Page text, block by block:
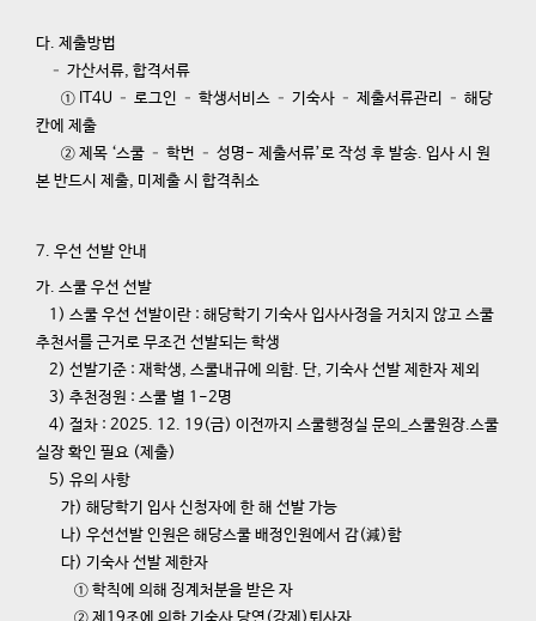
다. 제출방법
– 가산서류, 합격서류
① IT4U – 로그인 – 학생서비스 – 기숙사 – 제출서류관리 – 해당
칸에 제출
② 제목 ‘스쿨 – 학번 – 성명- 제출서류’로 작성 후 발송. 입사 시 원
본 반드시 제출, 미제출 시 합격취소
7. 우선 선발 안내
가. 스쿨 우선 선발
1) 스쿨 우선 선발이란 : 해당학기 기숙사 입사사정을 거치지 않고 스쿨
추천서를 근거로 무조건 선발되는 학생
2) 선발기준 : 재학생, 스쿨내규에 의함. 단, 기숙사 선발 제한자 제외
3) 추천정원 : 스쿨 별 1-2명
4) 절차 : 2025. 12. 19(금) 이전까지 스쿨행정실 문의_스쿨원장.스쿨
실장 확인 필요 (제출)
5) 유의 사항
가) 해당학기 입사 신청자에 한 해 선발 가능
나) 우선선발 인원은 해당스쿨 배정인원에서 감(減)함
다) 기숙사 선발 제한자
① 학칙에 의해 징계처분을 받은 자